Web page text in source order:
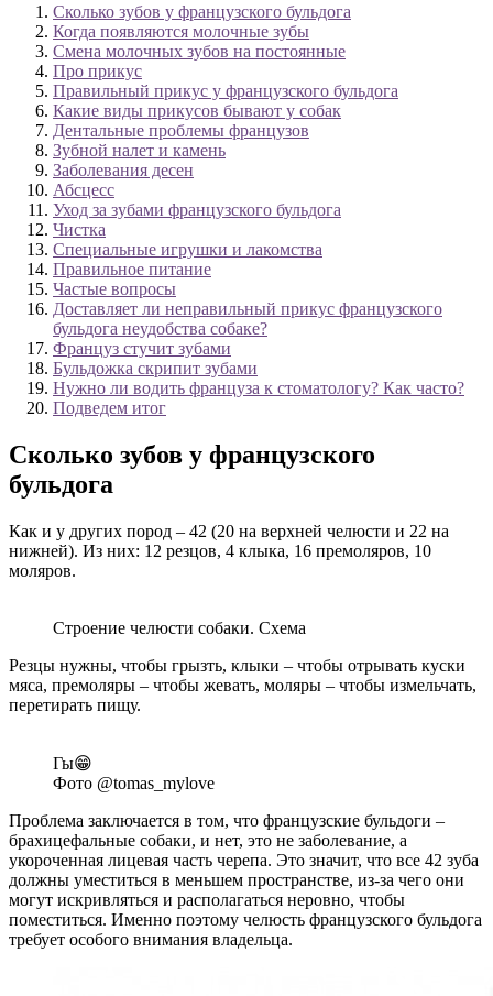
Сколько зубов у французского бульдога
Когда появляются молочные зубы
Смена молочных зубов на постоянные
Про прикус
Правильный прикус у французского бульдога
Какие виды прикусов бывают у собак
Дентальные проблемы французов
Зубной налет и камень
Заболевания десен
Абсцесс
Уход за зубами французского бульдога
Чистка
Специальные игрушки и лакомства
Правильное питание
Частые вопросы
Доставляет ли неправильный прикус французского
бульдога неудобства собаке?
Француз стучит зубами
Бульдожка скрипит зубами
Нужно ли водить француза к стоматологу? Как часто?
Подведем итог
Сколько зубов у французского
бульдога
Как и у других пород – 42 (20 на верхней челюсти и 22 на
нижней). Из них: 12 резцов, 4 клыка, 16 премоляров, 10
моляров.
Строение челюсти собаки. Схема
Резцы нужны, чтобы грызть, клыки – чтобы отрывать куски
мяса, премоляры ‒ чтобы жевать, моляры ‒ чтобы измельчать,
перетирать пищу.
Гы😁
Фото @tomas_mylove
Проблема заключается в том, что французские бульдоги –
брахицефальные собаки, и нет, это не заболевание, а
укороченная лицевая часть черепа. Это значит, что все 42 зуба
должны уместиться в меньшем пространстве, из-за чего они
могут искривляться и располагаться неровно, чтобы
поместиться. Именно поэтому челюсть французского бульдога
требует особого внимания владельца.